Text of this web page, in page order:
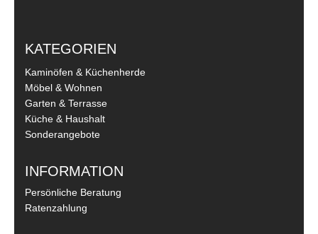
KATEGORIEN
Kaminöfen & Küchenherde
Möbel & Wohnen
Garten & Terrasse
Küche & Haushalt
Sonderangebote
INFORMATION
Persönliche Beratung
Ratenzahlung